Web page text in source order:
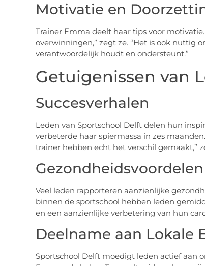
Motivatie en
Trainer Emma deelt haar tips voor
overwinningen,” zegt ze. “Het is ook nuttig
verantwoordelijk houdt en ondersteunt.”
Getuigenissen van
Succesverhalen
Leden van Sportschool Delft delen hun
verbeterde haar spiermassa in zes
trainer hebben echt het verschil gemaakt,”
Gezondheidsvoordelen
Veel leden rapporteren aanzienlijke
binnen de sportschool hebben leden
en een aanzienlijke verbetering van hun
Deelname aan Lokale
Sportschool Delft moedigt leden actief aan